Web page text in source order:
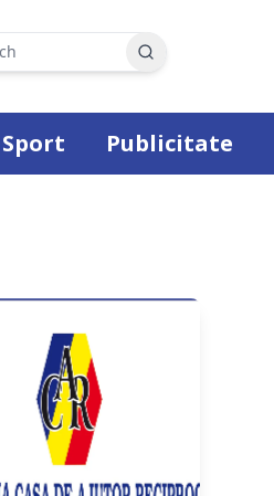
Sport Publicitate